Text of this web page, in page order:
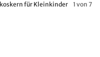
für Kleinkinder
1 von 7